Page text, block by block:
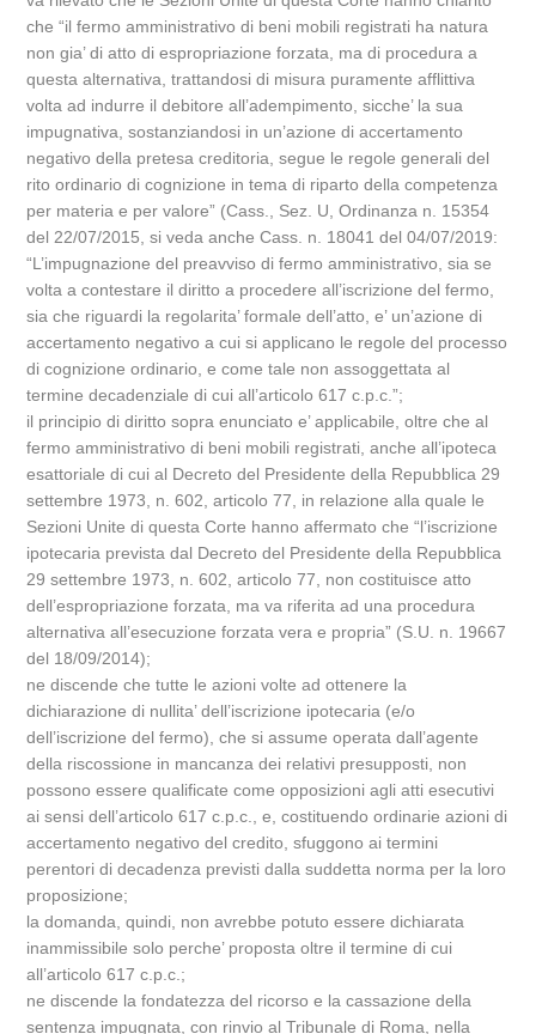
che “il fermo amministrativo di beni mobili registrati ha natura
non gia’ di atto di espropriazione forzata, ma di procedura a
questa alternativa, trattandosi di misura puramente afflittiva
volta ad indurre il debitore all’adempimento, sicche’ la sua
impugnativa, sostanziandosi in un’azione di accertamento
negativo della pretesa creditoria, segue le regole generali del
rito ordinario di cognizione in tema di riparto della competenza
per materia e per valore” (Cass., Sez. U, Ordinanza n. 15354
del 22/07/2015, si veda anche Cass. n. 18041 del 04/07/2019:
“L’impugnazione del preavviso di fermo amministrativo, sia se
volta a contestare il diritto a procedere all’iscrizione del fermo,
sia che riguardi la regolarita’ formale dell’atto, e’ un’azione di
accertamento negativo a cui si applicano le regole del processo
di cognizione ordinario, e come tale non assoggettata al
termine decadenziale di cui all’articolo 617 c.p.c.”;
il principio di diritto sopra enunciato e’ applicabile, oltre che al
fermo amministrativo di beni mobili registrati, anche all’ipoteca
esattoriale di cui al Decreto del Presidente della Repubblica 29
settembre 1973, n. 602, articolo 77, in relazione alla quale le
Sezioni Unite di questa Corte hanno affermato che “l’iscrizione
ipotecaria prevista dal Decreto del Presidente della Repubblica
29 settembre 1973, n. 602, articolo 77, non costituisce atto
dell’espropriazione forzata, ma va riferita ad una procedura
alternativa all’esecuzione forzata vera e propria” (S.U. n. 19667
del 18/09/2014);
ne discende che tutte le azioni volte ad ottenere la
dichiarazione di nullita’ dell’iscrizione ipotecaria (e/o
dell’iscrizione del fermo), che si assume operata dall’agente
della riscossione in mancanza dei relativi presupposti, non
possono essere qualificate come opposizioni agli atti esecutivi
ai sensi dell’articolo 617 c.p.c., e, costituendo ordinarie azioni di
accertamento negativo del credito, sfuggono ai termini
perentori di decadenza previsti dalla suddetta norma per la loro
proposizione;
la domanda, quindi, non avrebbe potuto essere dichiarata
inammissibile solo perche’ proposta oltre il termine di cui
all’articolo 617 c.p.c.;
ne discende la fondatezza del ricorso e la cassazione della
sentenza impugnata, con rinvio al Tribunale di Roma, nella